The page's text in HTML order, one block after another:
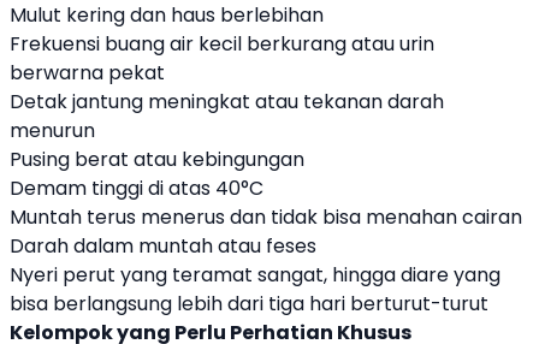
Mulut kering dan haus berlebihan
Frekuensi buang air kecil berkurang atau urin
berwarna pekat
Detak jantung meningkat atau tekanan darah
menurun
Pusing berat atau kebingungan
Demam tinggi di atas 40°C
Muntah terus menerus dan tidak bisa menahan cairan
Darah dalam muntah atau feses
Nyeri perut yang teramat sangat, hingga diare yang
bisa berlangsung lebih dari tiga hari berturut-turut
Kelompok yang Perlu Perhatian Khusus